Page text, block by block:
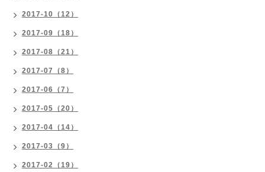
2017-10（12）
2017-09（18）
2017-08（21）
2017-07（8）
2017-06（7）
2017-05（20）
2017-04（14）
2017-03（9）
2017-02（19）